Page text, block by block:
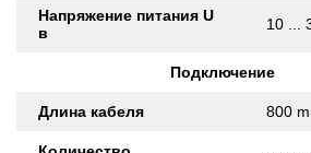
Напряжение питания U
в
10 ...
Подключение
Длина кабеля 800